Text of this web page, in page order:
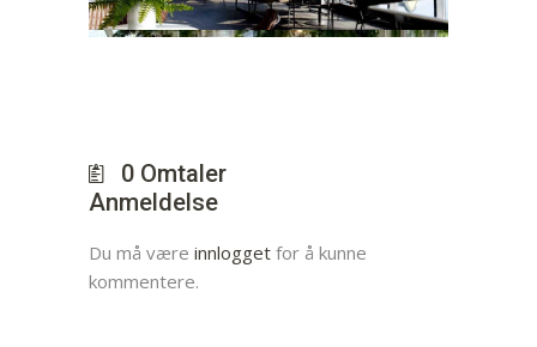
0 Omtaler
Anmeldelse
Du må være innlogget for å kunne
kommentere.